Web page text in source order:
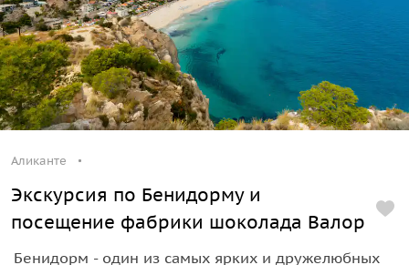
Аликанте
Экскурсия по Бенидорму и
посещение фабрики шоколада Валор
Бенидорм - один из самых ярких и дружелюбных